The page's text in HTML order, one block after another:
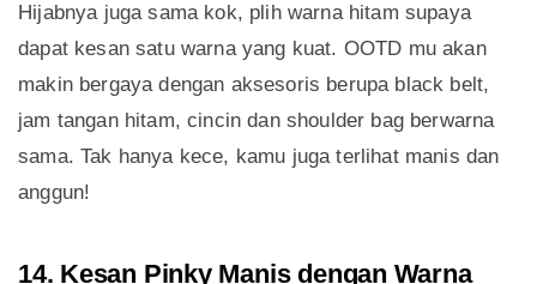
Hijabnya juga sama kok, plih warna hitam supaya
dapat kesan satu warna yang kuat. OOTD mu akan
makin bergaya dengan aksesoris berupa black belt,
jam tangan hitam, cincin dan shoulder bag berwarna
sama. Tak hanya kece, kamu juga terlihat manis dan
anggun!
14. Kesan Pinky Manis dengan Warna